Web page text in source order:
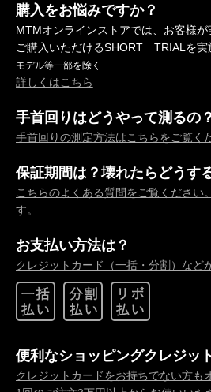
購入をお悩みですか？
MTMオンラインストアでは、お客様
ご購入いただけるSHORT TRIALを実
モデル等一部を除く
詳しくはこちら
手首回りはどうやって測るの？
手首回りの測定方法はこちらをご覧く
保証期間は？壊れたらどうす
こちらのよくある質問をご覧ください
す。
お支払い方法は？
クレジットカード（一括・分割）など
便利なショッピングクレジッ
クレジットカードをお持ちでない方も